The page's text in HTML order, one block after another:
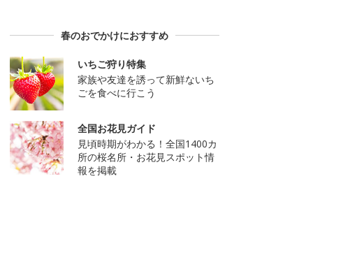
春のおでかけにおすすめ
いちご狩り特集
家族や友達を誘って新鮮ないち
ごを食べに行こう
全国お花見ガイド
見頃時期がわかる！全国1400カ
所の桜名所・お花見スポット情
報を掲載